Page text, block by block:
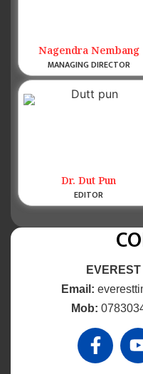
Nagendra Nembang
MANAGING DIRECTOR
Dr. Dut Pun
EDITOR
Email:
Mob: